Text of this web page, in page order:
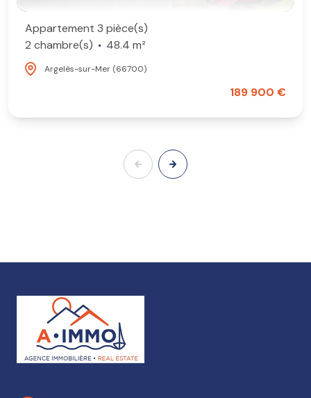
Appartement 3 pièce(s)
2 chambre(s)
48.4 m²
Argelès-sur-Mer (66700)
189 900 €